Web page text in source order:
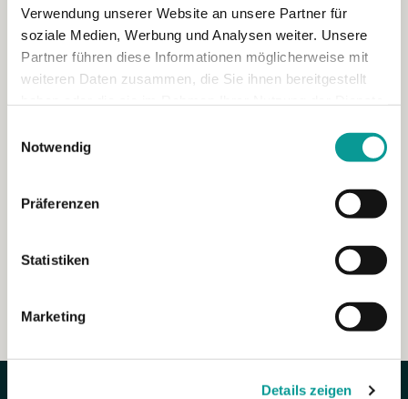
Verwendung unserer Website an unsere Partner für
soziale Medien, Werbung und Analysen weiter. Unsere
Partner führen diese Informationen möglicherweise mit
weiteren Daten zusammen, die Sie ihnen bereitgestellt
Notwendig
Präferenzen
Statistiken
Marketing
Details zeigen
Die Zukunft der Arbeit: Mensch und KI-
Agenten in Kooperation (und warum der
Durchbruch Zeit braucht)
„KI-Agenten“ sind seit 2025 ein Buzzword in vielen
Digital-Strategien. Auch Handelskammern und […]